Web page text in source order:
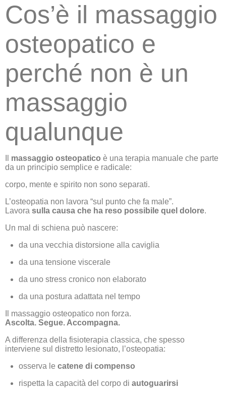
Cos’è il massaggio
osteopatico e
perché non è un
massaggio
qualunque
massaggio osteopatico è una terapia manuale che parte
da un principio semplice e radicale:
corpo, mente e spirito non sono separati.
L’osteopatia non lavora “sul punto che fa male”.
Lavora sulla causa che ha reso possibile quel dolore.
Un mal di schiena può nascere:
da una vecchia distorsione alla caviglia
da una tensione viscerale
da uno stress cronico non elaborato
da una postura adattata nel tempo
Il massaggio osteopatico non forza.
Ascolta. Segue. Accompagna.
A differenza della fisioterapia classica, che spesso
interviene sul distretto lesionato, l’osteopatia:
osserva lecatene di compenso
rispetta la capacità del corpo diautoguarirsi